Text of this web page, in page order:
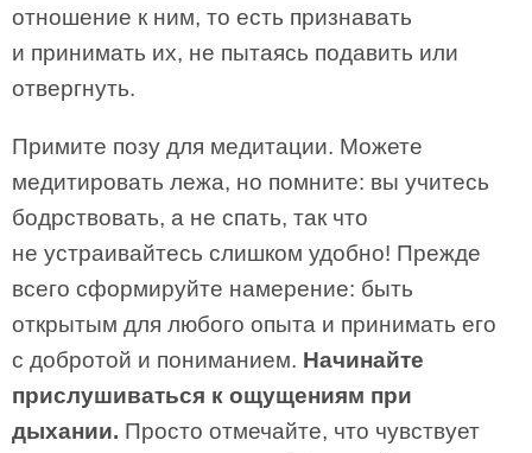
отношение к ним, то есть признавать
и принимать их, не пытаясь подавить или
отвергнуть.
Примите позу для медитации. Можете
медитировать лежа, но помните: вы учитесь
бодрствовать, а не спать, так что
не устраивайтесь слишком удобно! Прежде
всего сформируйте намерение: быть
открытым для любого опыта и принимать его
с добротой и пониманием. Начинайте
прислушиваться к ощущениям при
дыхании. Просто отмечайте, что чувствует